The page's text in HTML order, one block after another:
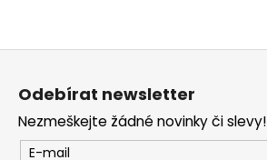
Z
Odebírat newsletter
Nezmeškejte žádné novinky či slevy!
E-mail